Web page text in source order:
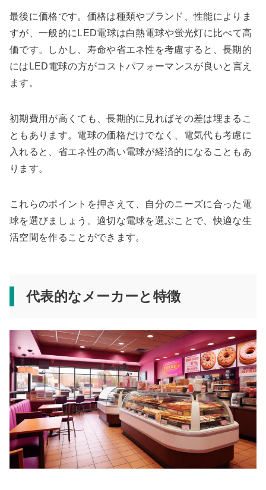
最後に価格です。価格は種類やブランド、性能によりま
すが、一般的にLED電球は白熱電球や蛍光灯に比べて高
価です。しかし、寿命や省エネ性を考慮すると、長期的
にはLED電球の方がコストパフォーマンスが良いと言え
ます。
初期費用が高くても、長期的に見ればその差は埋まるこ
ともあります。電球の価格だけでなく、電気代も考慮に
入れると、省エネ性の高い電球が経済的になることもあ
ります。
これらのポイントを押さえて、自分のニーズに合った電
球を選びましょう。適切な電球を選ぶことで、快適な生
活空間を作ることができます。
代表的なメーカーと特徴